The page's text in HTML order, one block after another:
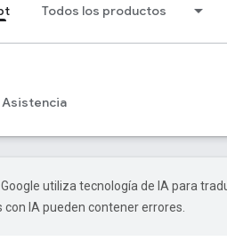
Todos los productos
Asistencia
Google utiliza tecnología de IA para
con IA pueden contener errores.